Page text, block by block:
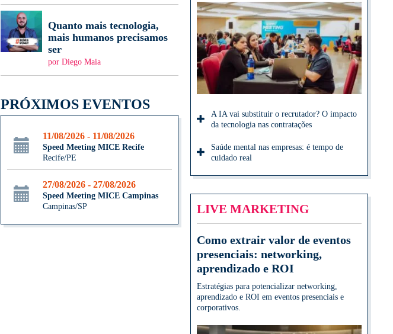
Quanto mais tecnologia,
mais humanos precisamos
ser
por Diego Maia
PRÓXIMOS EVENTOS
11/08/2026 - 11/08/2026
Speed Meeting MICE Recife
Recife/PE
27/08/2026 - 27/08/2026
Speed Meeting MICE Campinas
Campinas/SP
A IA vai substituir o recrutador? O impacto
da tecnologia nas contratações
Saúde mental nas empresas: é tempo de
cuidado real
LIVE MARKETING
Como extrair valor de eventos
presenciais: networking,
aprendizado e ROI
Estratégias para potencializar networking,
aprendizado e ROI em eventos presenciais e
corporativos.